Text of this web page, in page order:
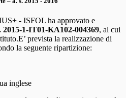
- ISFOL ha approvato e
2015-1-IT01-KA102-004369, al cui
prevista la realizzazione di
la seguente ripartizione:
inglese